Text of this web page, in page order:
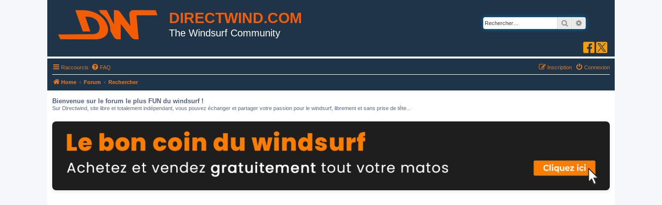
DIRECTWIND.COM
The Windsurf Community
Rechercher
Raccourcis FAQ Connexion
Inscription
Home Forum Rechercher
Bienvenue sur le forum le plus FUN du windsurf !
Sur Directwind, site libre et totalement indépendant, vous pouvez échanger et partager votre passion pour le windsurf, librement et sans prise de tête...